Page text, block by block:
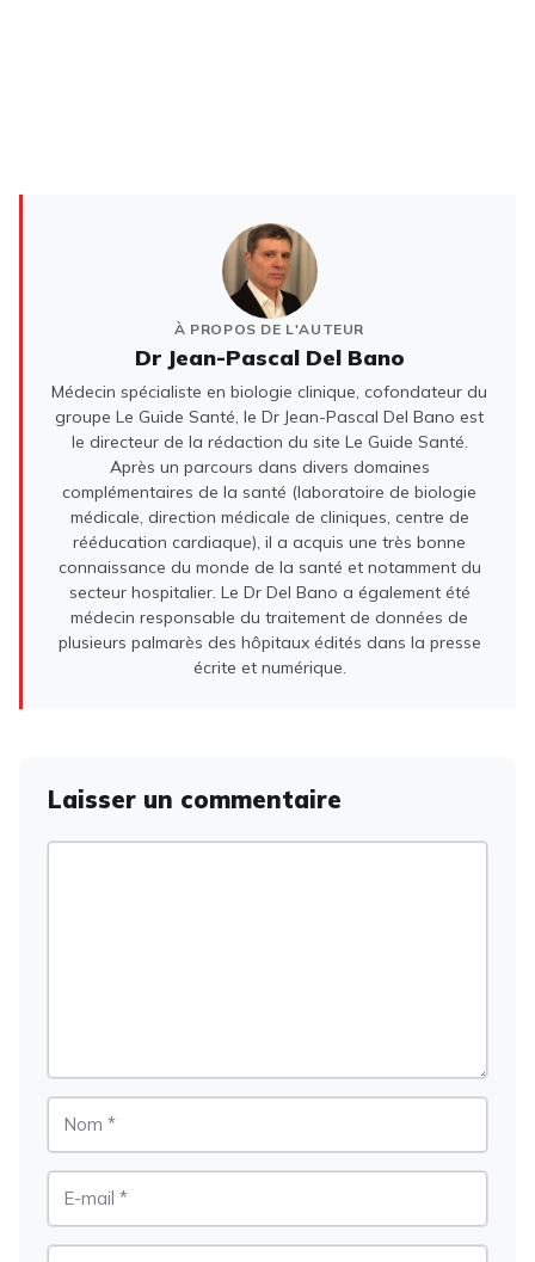
À PROPOS DE L'AUTEUR
Dr Jean-Pascal Del Bano
Médecin spécialiste en biologie clinique, cofondateur du
groupe Le Guide Santé, le Dr Jean-Pascal Del Bano est
le directeur de la rédaction du site Le Guide Santé.
Après un parcours dans divers domaines
complémentaires de la santé (laboratoire de biologie
médicale, direction médicale de cliniques, centre de
rééducation cardiaque), il a acquis une très bonne
connaissance du monde de la santé et notamment du
secteur hospitalier. Le Dr Del Bano a également été
médecin responsable du traitement de données de
plusieurs palmarès des hôpitaux édités dans la presse
écrite et numérique.
Laisser un commentaire